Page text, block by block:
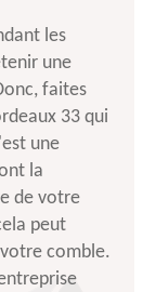
les
une
faites
33 qui
une
la
de votre
peut
comble.